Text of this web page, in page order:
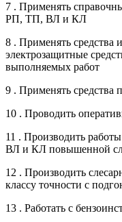
7 . Применять
РП, ТП, ВЛ и КЛ
8 . Применять средства
электрозащитные
выполняемых работ
9 . Применять средства
10 . Проводить
11 . Производить
ВЛ и КЛ повышенной
12 . Производить
классу точности с
13 . Работать с